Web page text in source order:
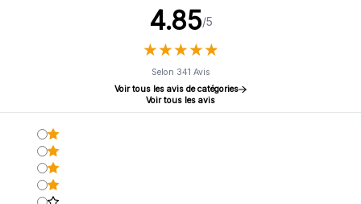
4.85/5
★★★★★
★★★★★
Selon 341 Avis
Voir tous les avis de catégories
Voir tous les avis